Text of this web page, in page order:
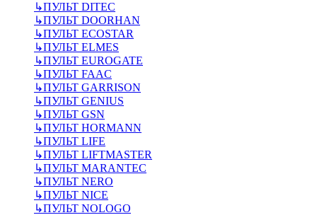
↳ПУЛЬТ DITEC
↳ПУЛЬТ DOORHAN
↳ПУЛЬТ ECOSTAR
↳ПУЛЬТ ELMES
↳ПУЛЬТ EUROGATE
↳ПУЛЬТ FAAC
↳ПУЛЬТ GARRISON
↳ПУЛЬТ GENIUS
↳ПУЛЬТ GSN
↳ПУЛЬТ HORMANN
↳ПУЛЬТ LIFE
↳ПУЛЬТ LIFTMASTER
↳ПУЛЬТ MARANTEC
↳ПУЛЬТ NERO
↳ПУЛЬТ NICE
↳ПУЛЬТ NOLOGO